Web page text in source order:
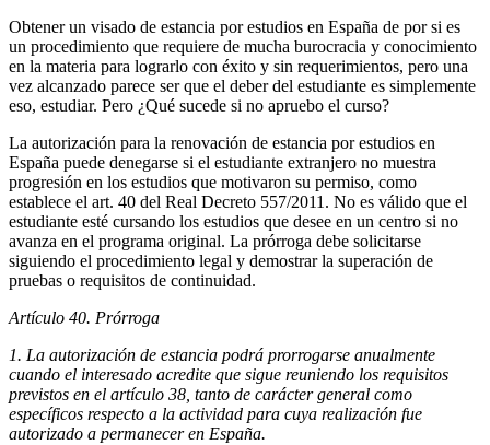
Obtener un visado de estancia por estudios en España de por si es
un procedimiento que requiere de mucha burocracia y conocimiento
en la materia para lograrlo con éxito y sin requerimientos, pero una
vez alcanzado parece ser que el deber del estudiante es simplemente
eso, estudiar. Pero ¿Qué sucede si no apruebo el curso?
La autorización para la renovación de estancia por estudios en
España puede denegarse si el estudiante extranjero no muestra
progresión en los estudios que motivaron su permiso, como
establece el art. 40 del Real Decreto 557/2011. No es válido que el
estudiante esté cursando los estudios que desee en un centro si no
avanza en el programa original. La prórroga debe solicitarse
siguiendo el procedimiento legal y demostrar la superación de
pruebas o requisitos de continuidad.
Artículo 40. Prórroga
1. La autorización de estancia podrá prorrogarse anualmente
cuando el interesado acredite que sigue reuniendo los requisitos
previstos en el artículo 38, tanto de carácter general como
específicos respecto a la actividad para cuya realización fue
autorizado a permanecer en España.